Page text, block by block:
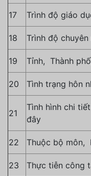
17 Trình độ giáo
18 Trình độ chuyên
19 Tỉnh, Thành
20 Tình trạng hôn
21
Tình hình chi
đây
22 Thuộc bộ môn,
23 Thực tiễn công